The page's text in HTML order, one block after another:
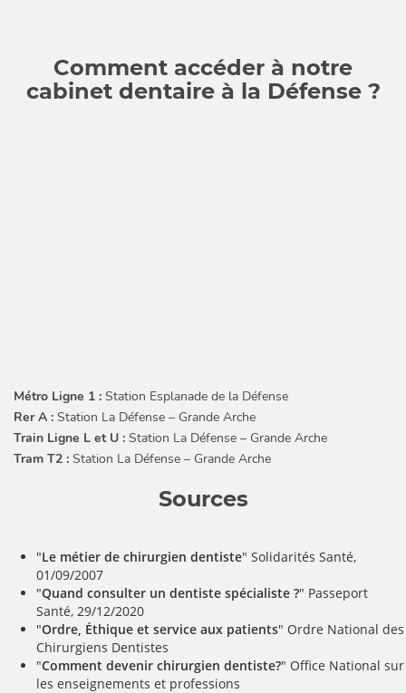
Comment accéder à notre
cabinet dentaire à la Défense ?
Métro Ligne 1 : Station Esplanade de la Défense
Rer A : Station La Défense – Grande Arche
Train Ligne L et U : Station La Défense – Grande Arche
Tram T2 : Station La Défense – Grande Arche
Sources
"Le métier de chirurgien dentiste" Solidarités Santé,
01/09/2007
"Quand consulter un dentiste spécialiste ?" Passeport
Santé, 29/12/2020
"Ordre, Éthique et service aux patients" Ordre National des
Chirurgiens Dentistes
"Comment devenir chirurgien dentiste?" Office National sur
les enseignements et professions